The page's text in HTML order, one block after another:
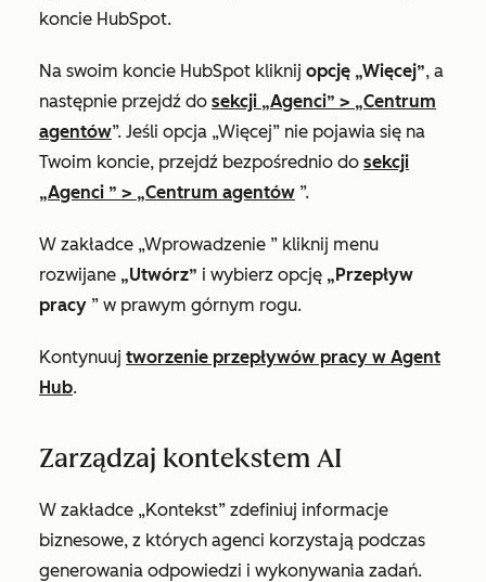
koncie HubSpot.
Na swoim koncie HubSpot kliknij opcję „Więcej”, a
następnie przejdź do sekcji „Agenci” > „Centrum
agentów”. Jeśli opcja „Więcej” nie pojawia się na
Twoim koncie, przejdź bezpośrednio do sekcji
„Agenci ” > „Centrum agentów ”.
W zakładce „Wprowadzenie ” kliknij menu
rozwijane „Utwórz” i wybierz opcję „Przepływ
pracy ” w prawym górnym rogu.
Kontynuuj tworzenie przepływów pracy w Agent
Hub.
Zarządzaj kontekstem AI
W zakładce „Kontekst” zdefiniuj informacje
biznesowe, z których agenci korzystają podczas
generowania odpowiedzi i wykonywania zadań.